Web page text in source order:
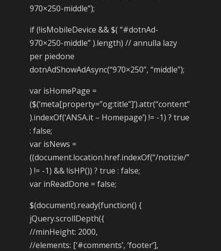
970×250-middle”);
if (!isMobileDevice && $( “#dotnAd-
970×250-middle” ).length) // annulla lazy
per piedone
dotnAdShowAdAsync(“970×250”, “middle”);
var isHomePage =
($(‘meta[property=”og:title”]’).attr(“content”
).indexOf(‘ANSA.it – Homepage’) != -1) ? true
: false;
var isNews =
((document.location.href.indexOf(“/notizie/”
) != -1) && !isHP()) ? true : false;
var inReadDone = false;
$(document).ready(function() {
jQuery.scrollDepth({
//minHeight: 2000,
//elements: [‘#comments’, ‘footer’],